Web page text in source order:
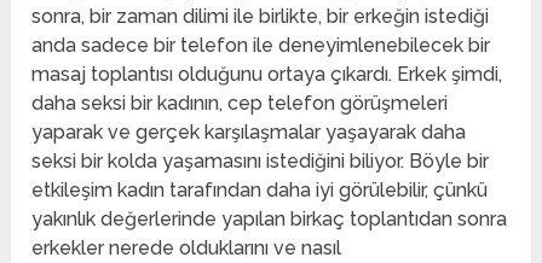
sonra, bir zaman dilimi ile birlikte, bir erkeğin istediği
anda sadece bir telefon ile deneyimlenebilecek bir
masaj toplantısı olduğunu ortaya çıkardı. Erkek şimdi,
daha seksi bir kadının, cep telefon görüşmeleri
yaparak ve gerçek karşılaşmalar yaşayarak daha
seksi bir kolda yaşamasını istediğini biliyor. Böyle bir
etkileşim kadın tarafından daha iyi görülebilir, çünkü
yakınlık değerlerinde yapılan birkaç toplantıdan sonra
erkekler nerede olduklarını ve nasıl